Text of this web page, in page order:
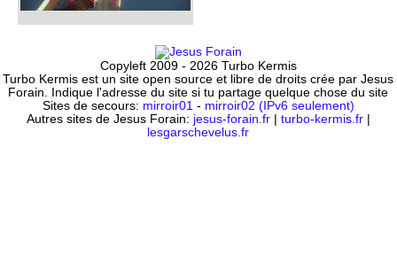
Copyleft 2009 - 2026 Turbo Kermis
Turbo Kermis est un site open source et libre de droits crée par Jesus
Forain. Indique l'adresse du site si tu partage quelque chose du site
Sites de secours: mirroir01 - mirroir02 (IPv6 seulement)
Autres sites de Jesus Forain: jesus-forain.fr| turbo-kermis.fr|
lesgarschevelus.fr